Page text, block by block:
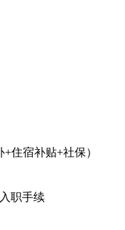
住宿补贴+社保）
职手续